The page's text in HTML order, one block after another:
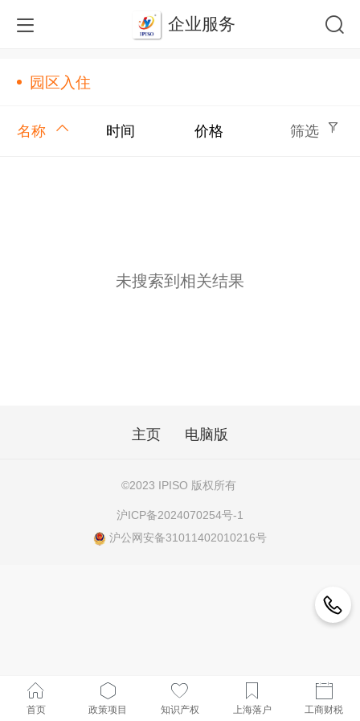
企业服务
园区入住
名称 时间 价格 筛选
未搜索到相关结果
主页 电脑版
©2023 IPISO 版权所有
沪ICP备2024070254号-1
沪公网安备31011402010216号
首页 政策项目 知识产权 上海落户 工商财税